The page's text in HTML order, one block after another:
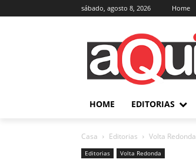
sábado, agosto 8, 2026 Home
HOME EDITORIAS
Casa Editorias Volta Redonda
Editorias Volta Redonda